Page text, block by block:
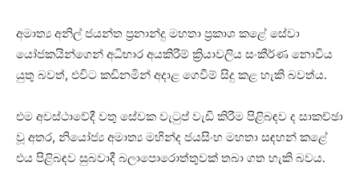
අමාත්‍ය අනිල් ජයන්ත ප්‍රනාන්දු මහතා ප්‍රකාශ කළේ සේවා
යෝජකයින්ගෙන් අධිභාර අයකිරීම් ක්‍රියාවලිය සංකීර්ණ නොවිය
යුතු බවත්, එවිට කඩිනමින් අදාළ ගෙවීම් සිදු කළ හැකි බවත්ය.
එම අවස්ථාවේදී වතු සේවක වැටුප් වැඩි කිරීම පිළිබඳව ද සාකච්ඡා
වූ අතර, නියෝජ්‍ය අමාත්‍ය මහින්ද ජයසිංහ මහතා සඳහන් කළේ
එය පිළිබඳව සුබවාදී බලාපොරොත්තුවක් තබා ගත හැකි බවය.